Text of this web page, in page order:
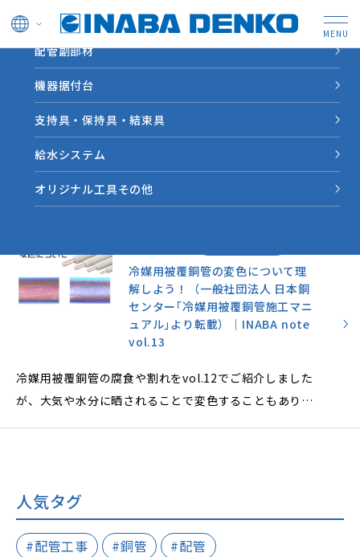
ドレン管
配管副部材
機器据付台
支持具・保持具・結束具
給水システム
オリジナル工具その他
HOME INABA note
業界情報やソリューション
事例など因幡電工からの情
報をお届けします。
冷媒用被覆銅管の変色について理
解しよう！（一般社団法人 日本銅
センター｢冷媒用被覆銅管施工マニ
ュアル｣より転載）｜INABA note
vol.13
冷媒用被覆銅管の腐食や割れをvol.12でご紹介しました
が、大気や水分に晒されることで変色することもありま
人気タグ
#配管工事 #銅管
#配管